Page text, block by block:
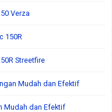
Verza
150R
Streetfire
Mudah dan Efektif
Mudah dan Efektif